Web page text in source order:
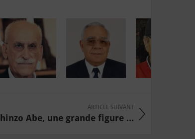
ARTICLE SUIVANT
Abe, une grande figure ...